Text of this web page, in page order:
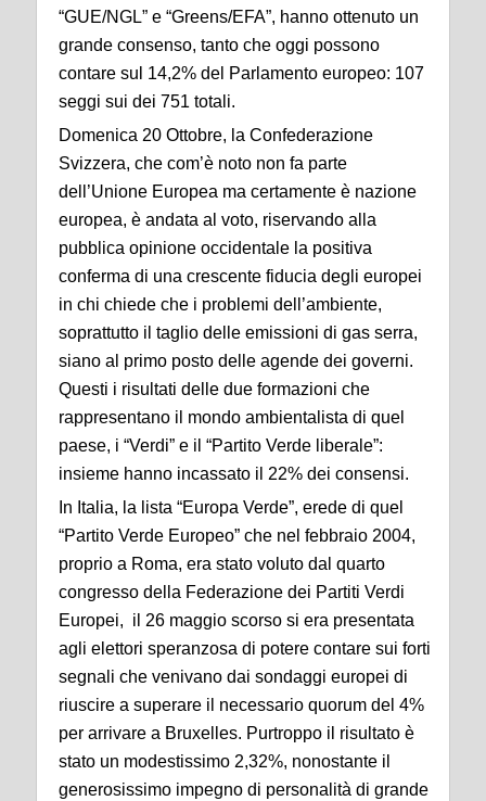
“GUE/NGL” e “Greens/EFA”, hanno ottenuto un
grande consenso, tanto che oggi possono
contare sul 14,2% del Parlamento europeo: 107
seggi sui dei 751 totali.
Domenica 20 Ottobre, la Confederazione
Svizzera, che com’è noto non fa parte
dell’Unione Europea ma certamente è nazione
europea, è andata al voto, riservando alla
pubblica opinione occidentale la positiva
conferma di una crescente fiducia degli europei
in chi chiede che i problemi dell’ambiente,
soprattutto il taglio delle emissioni di gas serra,
siano al primo posto delle agende dei governi.
Questi i risultati delle due formazioni che
rappresentano il mondo ambientalista di quel
paese, i “Verdi” e il “Partito Verde liberale”:
insieme hanno incassato il 22% dei consensi.
In Italia, la lista “Europa Verde”, erede di quel
“Partito Verde Europeo” che nel febbraio 2004,
proprio a Roma, era stato voluto dal quarto
congresso della Federazione dei Partiti Verdi
Europei, il 26 maggio scorso si era presentata
agli elettori speranzosa di potere contare sui forti
segnali che venivano dai sondaggi europei di
riuscire a superare il necessario quorum del 4%
per arrivare a Bruxelles. Purtroppo il risultato è
stato un modestissimo 2,32%, nonostante il
generosissimo impegno di personalità di grande